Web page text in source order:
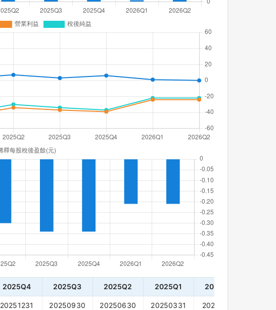
2025Q4 2025Q3 2025Q2 2025Q1 2024Q4
20251231 20250930 20250630 20250331 20241231